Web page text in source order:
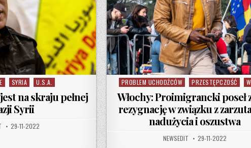
SYRIA U.S.A.
na skraju pełnej
Syrii
PUBLISHED DATE:
29-11-2022
Posted in
PROBLEM UCHODŹCÓW PRZESTĘPCZOŚĆ
Włochy: Proimigrancki poseł
rezygnację w związku z
nadużycia i oszustwa
AUTHOR:
NEWSEDIT PUBLISHED DATE:
29-11-2022